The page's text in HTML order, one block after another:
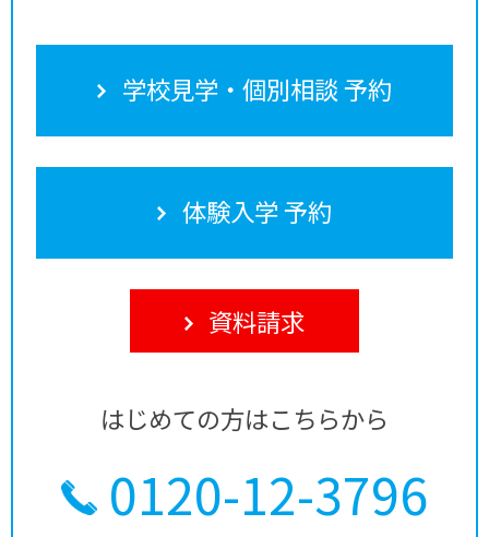
学校見学・個別相談 予約
体験入学 予約
資料請求
はじめての方はこちらから
0120-12-3796